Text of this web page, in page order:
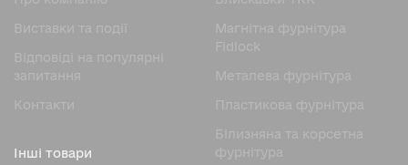
Виставки та події
Відповіді на популярні
запитання
Контакти
Магнітна фурнітура
Fidlock
Металева фурнітура
Пластикова фурнітура
Білизняна та корсетна
фурнітура
Інші товари